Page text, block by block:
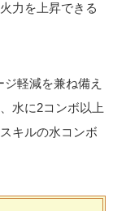
力を上昇できる
軽減を兼ね備え
水に2コンボ以上
キルの水コンボ